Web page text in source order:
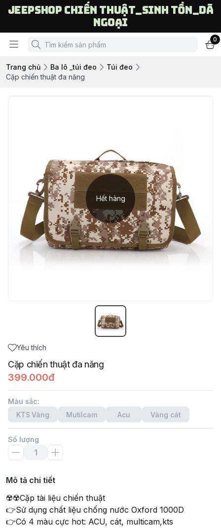
Jeepshop chiến thuật_sinh tồn_dã
ngoại
0
Trang chủ Ba lô _túi đeo
Túi đeo
Cặp chiến thuật đa năng
Hết hàng
Yêu thích
Cặp chiến thuật đa năng
399.000đ
Màu sắc:
KTS Vàng
Mutilcam Acu Vàng cát
Số lượng
Mô tả chi tiết
☢️☢️Cặp tài liệu chiến thuật
👉Sử dụng chất liệu chống nước Oxford 1000D
👉Có 4 màu cực hot: ACU, cát, multicam,kts